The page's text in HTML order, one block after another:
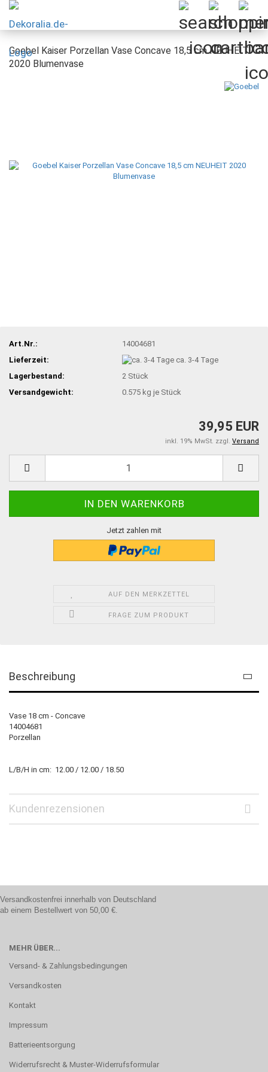
Goebel Kaiser Porzellan Vase Concave 18,5 cm NEUHEIT
2020 Blumenvase
Art.Nr.:
14004681
Lieferzeit:
ca. 3-4 Tage
Lagerbestand:
2 Stück
Versandgewicht:
0.575 kg je Stück
39,95 EUR
inkl. 19% MwSt. zzgl. Versand
Jetzt zahlen mit
AUF DEN MERKZETTEL
FRAGE ZUM PRODUKT
Beschreibung
Vase 18 cm - Concave
14004681
Porzellan
L/B/H in cm: 12.00 / 12.00 / 18.50
Kundenrezensionen
Versandkostenfrei innerhalb von Deutschland
ab einem Bestellwert von 50,00 €.
MEHR ÜBER...
Versand- & Zahlungsbedingungen
Versandkosten
Kontakt
Impressum
Batterieentsorgung
Widerrufsrecht & Muster-Widerrufsformular